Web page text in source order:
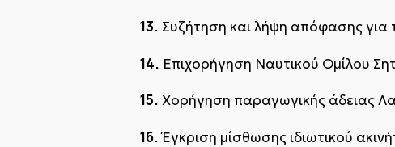
13. Συζήτηση και λήψη απόφασης
14. Επιχορήγηση Ναυτικού Ομίλου
15. Χορήγηση παραγωγικής άδειας
16.Έγκριση μίσθωσης ιδιωτικού